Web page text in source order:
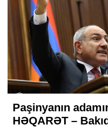
Paşinyanın
HƏQARƏT –